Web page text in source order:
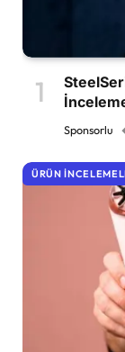
Sponsorlu
ÜRÜN